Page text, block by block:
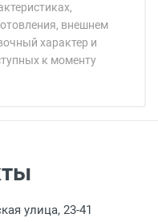
внешнем
характер и
к моменту
11:00 до 15:00, в
улица, 23-41